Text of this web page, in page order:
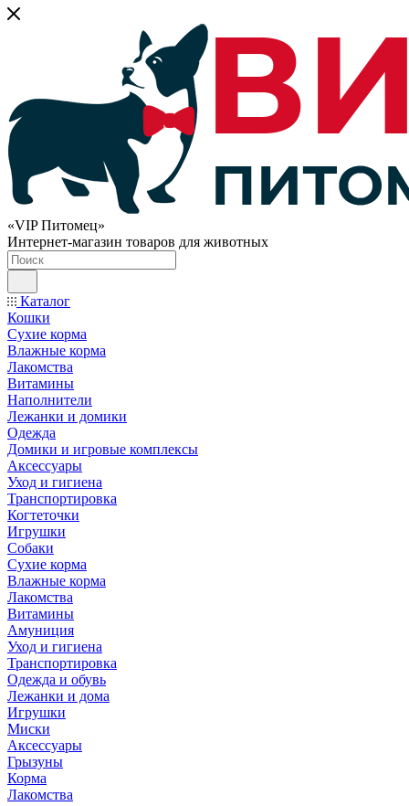
«VIP Питомец»
Интернет-магазин товаров для животных
Каталог
Кошки
Сухие корма
Влажные корма
Лакомства
Витамины
Наполнители
Лежанки и домики
Одежда
Домики и игровые комплексы
Аксессуары
Уход и гигиена
Транспортировка
Когтеточки
Игрушки
Собаки
Сухие корма
Влажные корма
Лакомства
Витамины
Амуниция
Уход и гигиена
Транспортировка
Одежда и обувь
Лежанки и дома
Игрушки
Миски
Аксессуары
Грызуны
Корма
Лакомства